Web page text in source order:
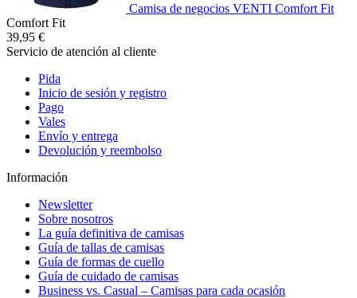
Camisa de negocios VENTI Comfort Fit
Comfort Fit
39,95 €
Servicio de atención al cliente
Pida
Inicio de sesión y registro
Pago
Vales
Envío y entrega
Devolución y reembolso
Información
Newsletter
Sobre nosotros
La guía definitiva de camisas
Guía de tallas de camisas
Guía de formas de cuello
Guía de cuidado de camisas
Business vs. Casual – Camisas para cada ocasión